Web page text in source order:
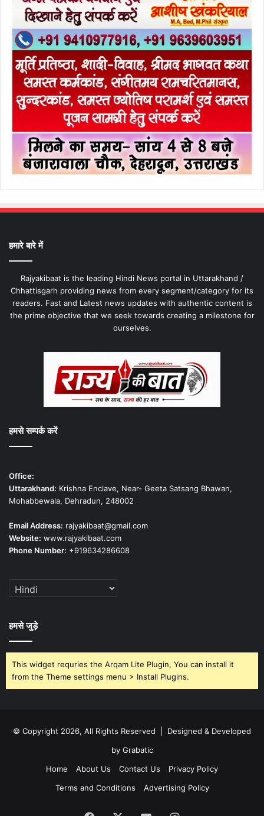
हमारे बारे में
Rajyakibaat is the leading Hindi News portal in Uttarakhand /
Chhattisgarh providing news from every segment/category for its
readers. Fast and Latest news updates with authentic content is
the prime objective that we seek towards creating a milestone for
ourselves.
हमसे सम्पर्क करें
Office:
Uttarakhand: Krishna Enclave, Near- Geeta Satsang Bhawan,
Mohabbewala, Dehradun, 248002
Email Address: rajyakibaat@gmail.com
Website: www.rajyakibaat.com
Phone Number: +919634286608
हमसे जुड़े
This widget requries the Arqam Lite Plugin, You can install it
from the Theme settings menu > Install Plugins.
© Copyright 2026, All Rights Reserved | Designed & Developed
by Grabatic
Home
About Us Contact Us
Privacy Policy
Terms and Conditions
Advertising Policy